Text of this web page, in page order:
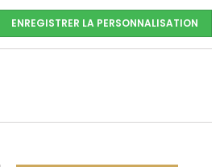
ENREGISTRER LA PERSONNALISATION